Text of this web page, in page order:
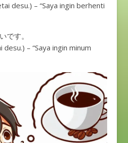
desu.) – “Saya ingin berhenti
です。
– “Saya ingin minum